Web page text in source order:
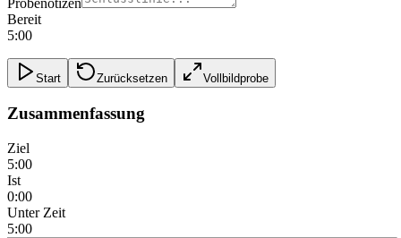
Bereit
5:00
Start Zurücksetzen Vollbildprobe
Zusammenfassung
Ziel
5:00
Ist
0:00
Unter Zeit
5:00